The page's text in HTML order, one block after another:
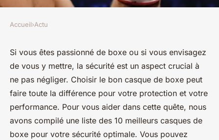
Les 10 meilleurs casques de
boxe pour votre sécurité
optimale
Candice•16 décembre 2024•6 min de lecture
Accueil›Actu
Si vous êtes passionné de boxe ou si vous envisagez
de vous y mettre, la sécurité est un aspect crucial à
ne pas négliger. Choisir le bon casque de boxe peut
faire toute la différence pour votre protection et votre
performance. Pour vous aider dans cette quête, nous
avons compilé une liste des 10 meilleurs casques de
boxe pour votre sécurité optimale. Vous pouvez